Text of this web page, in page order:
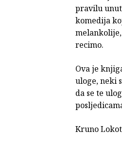
pravilu
komedija
recimo.
Ova je
uloge, neki
da se te
Kruno